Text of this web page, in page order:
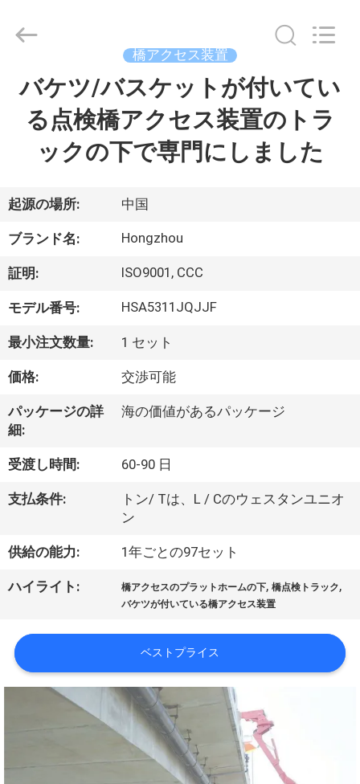
家
ダ
ク
ト
私
に
つ
い
て
工
場
行
2013
PURPOSE
VEHICLE
橋アクセス装置
バケツ/バスケットが付いてい
る点検橋アクセス装置のトラ
ックの下で専門にしました
起源の場所: 中国
ブランド名: Hongzhou
証明: ISO9001, CCC
モデル番号: HSA5311JQJJF
最小注文数量: 1 セット
価格: 交渉可能
パッケージの詳
細:
海の価値があるパッケージ
受渡し時間: 60-90 日
支払条件:
トン/ Tは、L / Cのウェスタンユニオ
ン
供給の能力: 1年ごとの97セット
ハイライト: 橋アクセスのプラットホームの下,橋点検トラック,
バケツが付いている橋アクセス装置
ベストプライス